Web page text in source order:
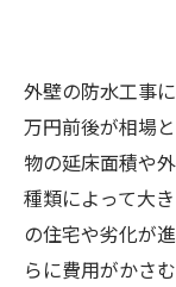
外壁の防水工事
万円前後が相場
物の延床面積や
種類によって大
の住宅や劣化が
らに費用がかさ